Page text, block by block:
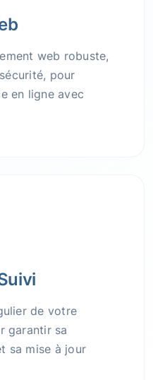
web robuste,
pour
en ligne avec
de votre
garantir sa
sa mise à jour